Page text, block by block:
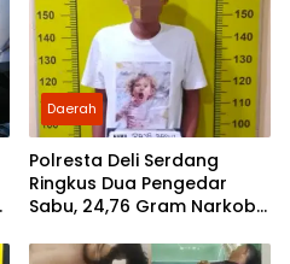
Daerah
Polresta Deli Serdang
Ringkus Dua Pengedar
Sabu, 24,76 Gram Narkoba